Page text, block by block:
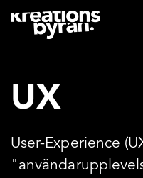
UX
User-Experience